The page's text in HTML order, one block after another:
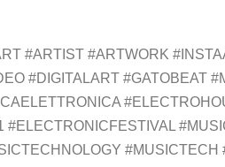
#ARTIST #ARTWORK
#DIGITALART #GATOBEAT
#MUSICTECH